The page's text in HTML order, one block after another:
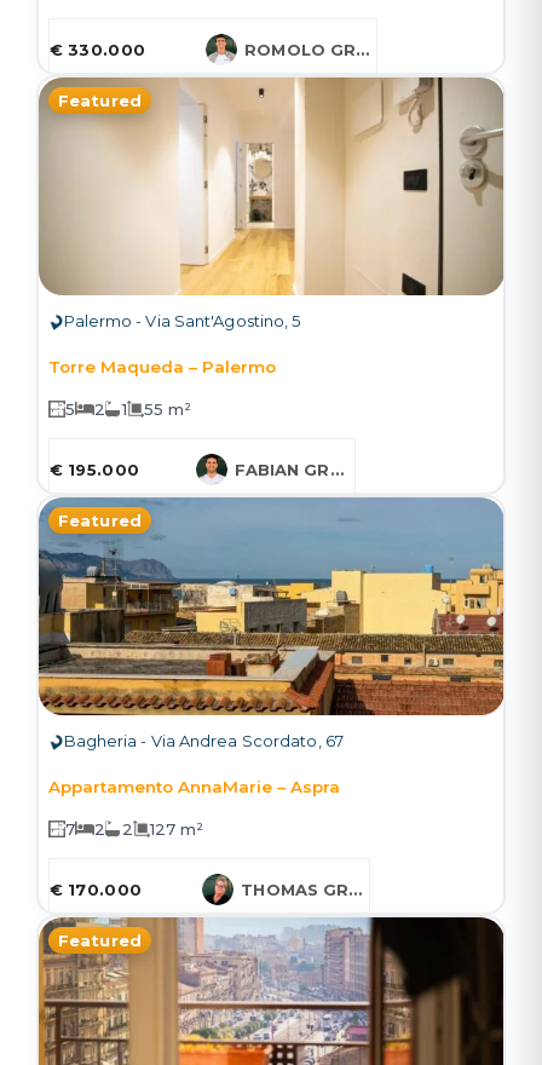
€ 330.000 ROMOLO GRUESSNER
Featured
Palermo - Via Sant'Agostino, 5
Torre Maqueda – Palermo
5 2 1 55 m²
€ 195.000 FABIAN GRUESSNER
Featured
Bagheria - Via Andrea Scordato, 67
Appartamento AnnaMarie – Aspra
7 2 2 127 m²
€ 170.000 THOMAS GRUESSNER
Featured